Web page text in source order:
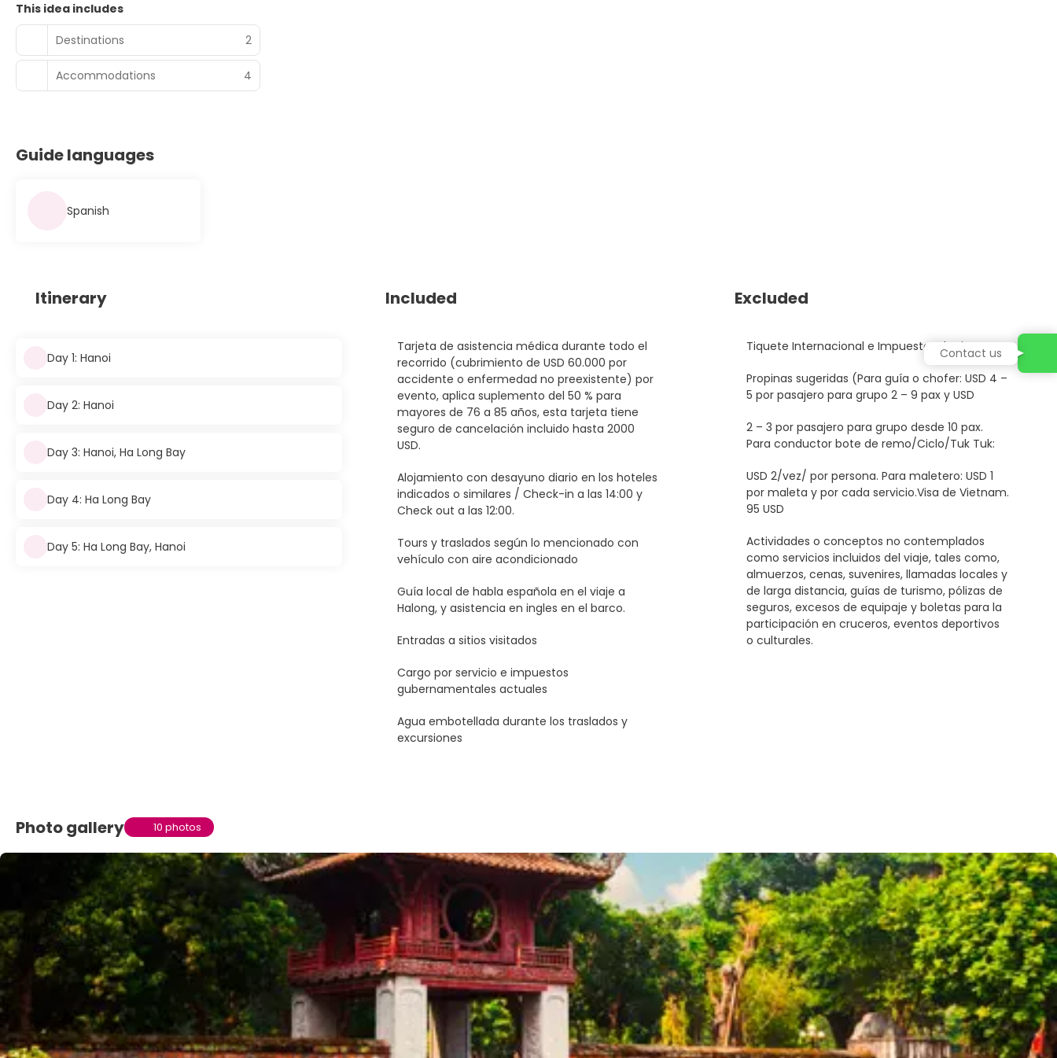
This idea includes
Destinations
2
Accommodations 4
Guide languages
Spanish
Itinerary
Day 1: Hanoi
Day 2: Hanoi
Day 3: Hanoi, Ha Long Bay
Day 4: Ha Long Bay
Day 5: Ha Long Bay, Hanoi
Included
Tarjeta de asistencia médica durante todo el
recorrido (cubrimiento de USD 60.000 por
accidente o enfermedad no preexistente) por
evento, aplica suplemento del 50 % para
mayores de 76 a 85 años, esta tarjeta tiene
seguro de cancelación incluido hasta 2000
USD.
Alojamiento con desayuno diario en los hoteles
indicados o similares / Check-in a las 14:00 y
Check out a las 12:00.
Tours y traslados según lo mencionado con
vehículo con aire acondicionado
Guía local de habla española en el viaje a
Halong, y asistencia en ingles en el barco.
Entradas a sitios visitados
Cargo por servicio e impuestos
gubernamentales actuales
Agua embotellada durante los traslados y
excursiones
Excluded
Tiquete Internacional e Impuestos de tiquetes.
Propinas sugeridas (Para guía o chofer: USD 4 –
5 por pasajero para grupo 2 – 9 pax y USD
2 – 3 por pasajero para grupo desde 10 pax.
Para conductor bote de remo/Ciclo/Tuk Tuk:
USD 2/vez/ por persona. Para maletero: USD 1
por maleta y por cada servicio.Visa de Vietnam.
95 USD
Actividades o conceptos no contemplados
como servicios incluidos del viaje, tales como,
almuerzos, cenas, suvenires, llamadas locales y
de larga distancia, guías de turismo, pólizas de
seguros, excesos de equipaje y boletas para la
participación en cruceros, eventos deportivos
o culturales.
Photo gallery 10 photos
Contact us